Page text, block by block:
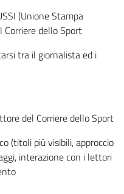
(Unione Stampa
dello Sport
tra il giornalista ed i
del Corriere dello Sport
(titoli più visibili, approccio
interazione con i lettori